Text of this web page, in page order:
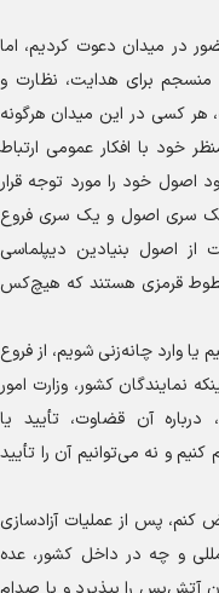
در میدان دعوت کردیم، اما
برای هدایت، نظارت و
هر کسی در این میدان هرگونه
خود با افکار عمومی ارتباط
اصول خود را مورد توجه قرار
یک سری اصول و یک سری فروع
اصول بنیادین دیپلماسی
قرمزی هستند که هیچ‌کس
یا وارد چانه‌زنی شویم، از فروع
نمایندگان کشور، وزارت امور
درباره آن قضاوت، تأیید یا
و نه می‌توانیم آن را تأیید
پس از عملیات آزادسازی
و چه در داخل کشور، عده